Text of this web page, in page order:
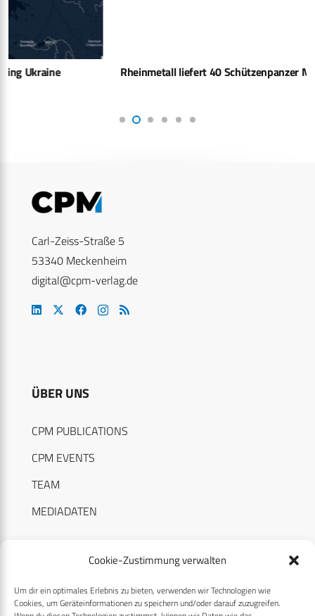
Cookie-Zustimmung verwalten
Um dir ein optimales Erlebnis zu bieten, verwenden wir Technologien wie
Cookies, um Geräteinformationen zu speichern und/oder darauf zuzugreifen.
Rheinmetall liefert 40 Schützenpanzer Marder an Ukraine
Carl-Zeiss-Straße 5
53340 Meckenheim
digital@cpm-verlag.de
ÜBER UNS
CPM PUBLICATIONS
CPM EVENTS
TEAM
MEDIADATEN
RECHTLICHES